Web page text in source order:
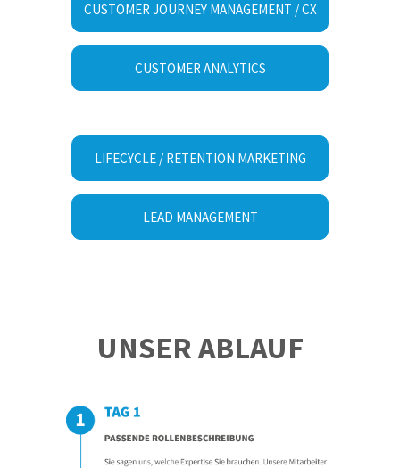
CUSTOMER JOURNEY MANAGEMENT / CX
CUSTOMER ANALYTICS
LIFECYCLE / RETENTION MARKETING
LEAD MANAGEMENT
UNSER ABLAUF